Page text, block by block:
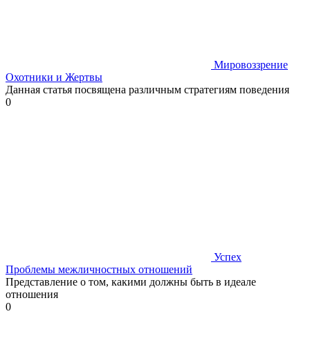
Мировоззрение
Охотники и Жертвы
Данная статья посвящена различным стратегиям поведения
0
Успех
Проблемы межличностных отношений
Представление о том, какими должны быть в идеале
отношения
0